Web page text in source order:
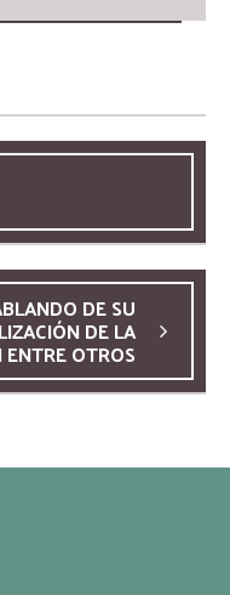
DE SU
DE LA
OTROS